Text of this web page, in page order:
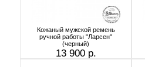
Кожаный мужской ремень
ручной работы "Ларсен"
(черный)
13 900 р.